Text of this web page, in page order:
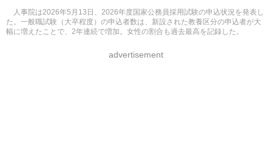
人事院は2026年5月13日、2026年度国家公務員採用試験の申込状況を発表し
た。一般職試験（大卒程度）の申込者数は、新設された教養区分の申込者が大
幅に増えたことで、2年連続で増加。女性の割合も過去最高を記録した。
advertisement